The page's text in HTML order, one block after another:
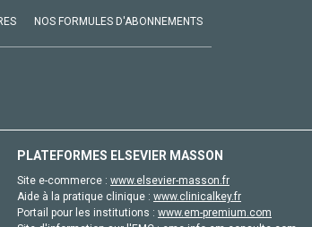
NOS FORMULES D'ABONNEMENTS
PLATEFORMES ELSEVIER MASSON
Site e-commerce : www.elsevier-masson.fr
Aide à la pratique clinique : www.clinicalkey.fr
Portail pour les institutions : www.em-premium.com